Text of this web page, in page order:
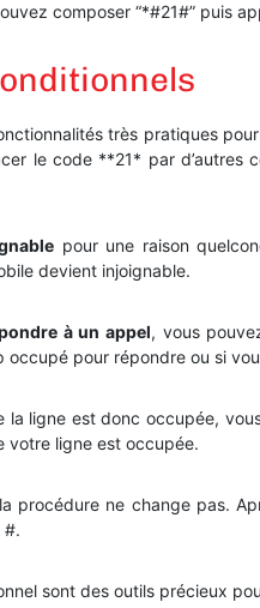
composer “*#21#” puis
très pratiques
le code **21* par
pour une raison
devient injoignable.
à un appel, vous
pour répondre ou si
la ligne est donc occupée,
votre ligne est occupée.
procédure ne change pas.
#.
sont des outils précieux